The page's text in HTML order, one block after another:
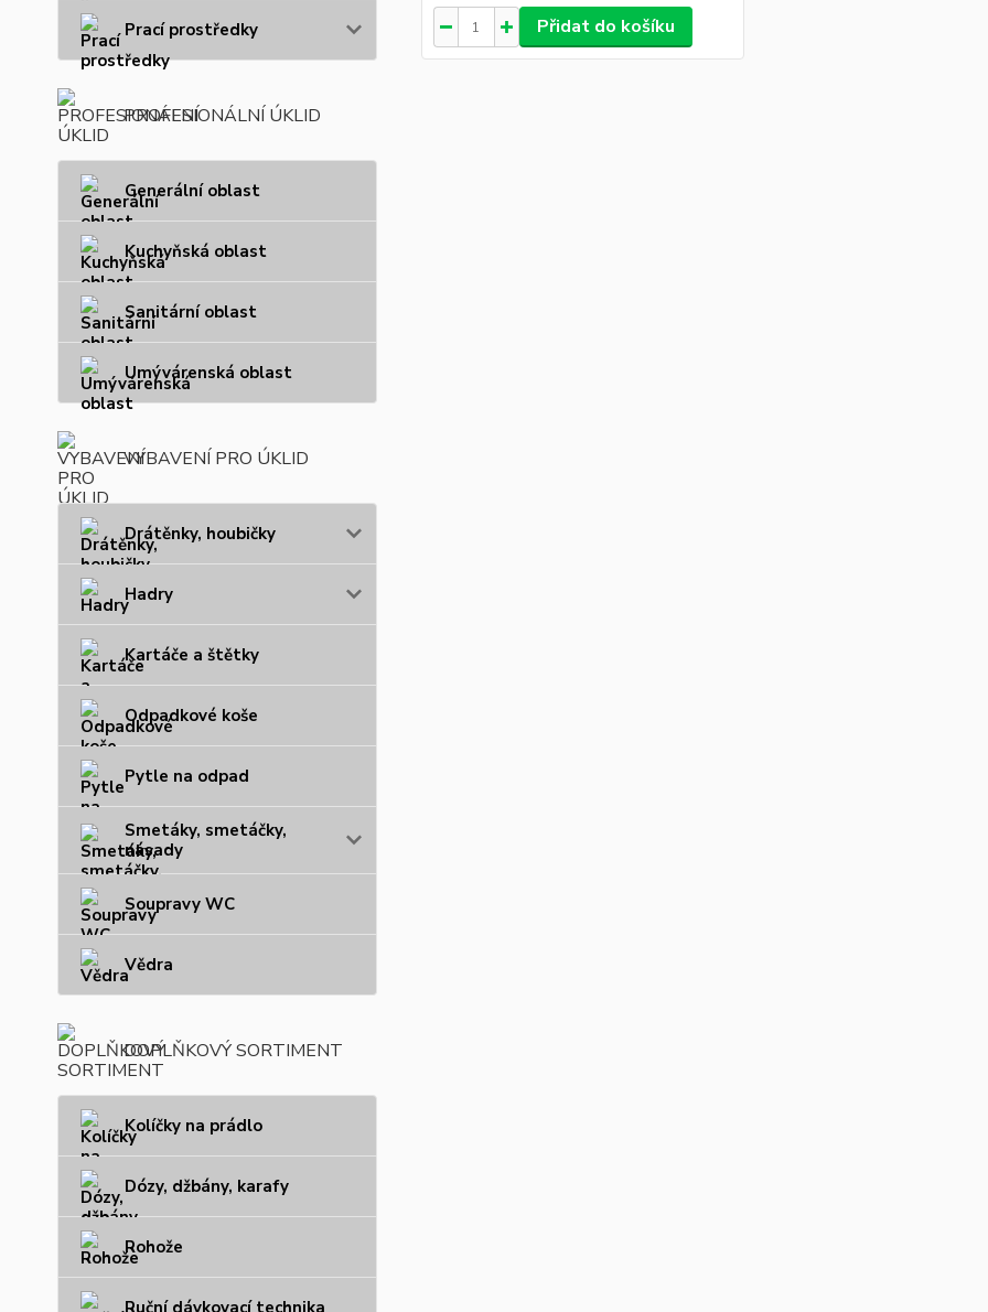
Prací prostředky
PROFESIONÁLNÍ ÚKLID
Generální oblast
Kuchyňská oblast
Sanitární oblast
Umývárenská oblast
VYBAVENÍ PRO ÚKLID
Drátěnky, houbičky
Hadry
Kartáče a štětky
Odpadkové koše
Pytle na odpad
Smetáky, smetáčky,
násady
Soupravy WC
Vědra
DOPLŇKOVÝ SORTIMENT
Kolíčky na prádlo
Dózy, džbány, karafy
Rohože
Ruční dávkovací technika
Přidat do košíku